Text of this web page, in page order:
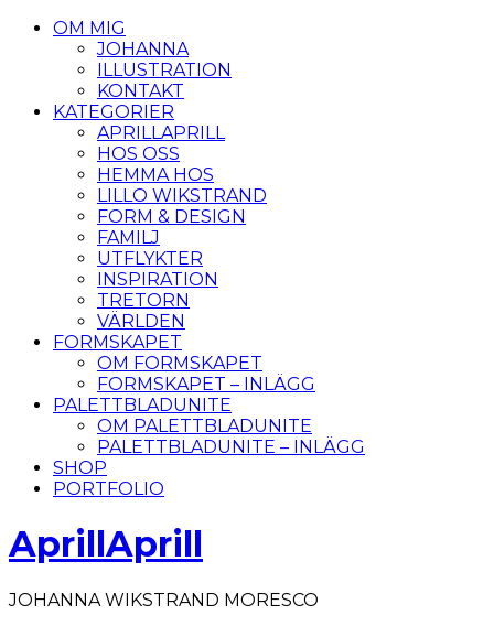
OM MIG
JOHANNA
ILLUSTRATION
KONTAKT
KATEGORIER
APRILLAPRILL
HOS OSS
HEMMA HOS
LILLO WIKSTRAND
FORM & DESIGN
FAMILJ
UTFLYKTER
INSPIRATION
TRETORN
VÄRLDEN
FORMSKAPET
OM FORMSKAPET
FORMSKAPET – INLÄGG
PALETTBLADUNITE
OM PALETTBLADUNITE
PALETTBLADUNITE – INLÄGG
SHOP
PORTFOLIO
AprillAprill
JOHANNA WIKSTRAND MORESCO